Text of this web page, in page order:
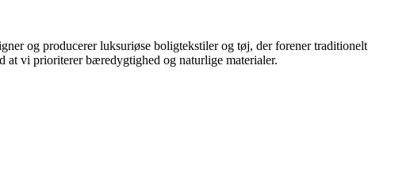
og producerer luksuriøse boligtekstiler og tøj, der forener traditionelt
vi prioriterer bæredygtighed og naturlige materialer.